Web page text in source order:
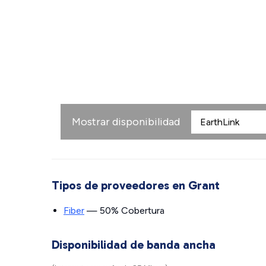
Mostrar disponibilidad
Tipos de proveedores en Grant
Fiber — 50% Cobertura
Disponibilidad de banda ancha